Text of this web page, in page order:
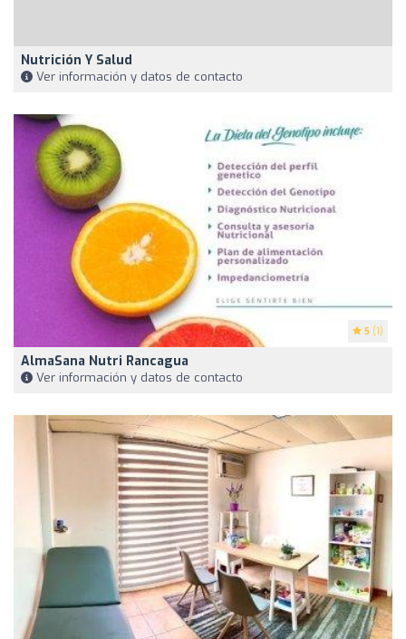
Nutrición Y Salud
Ver información y datos de contacto
5 (1)
AlmaSana Nutri Rancagua
Ver información y datos de contacto